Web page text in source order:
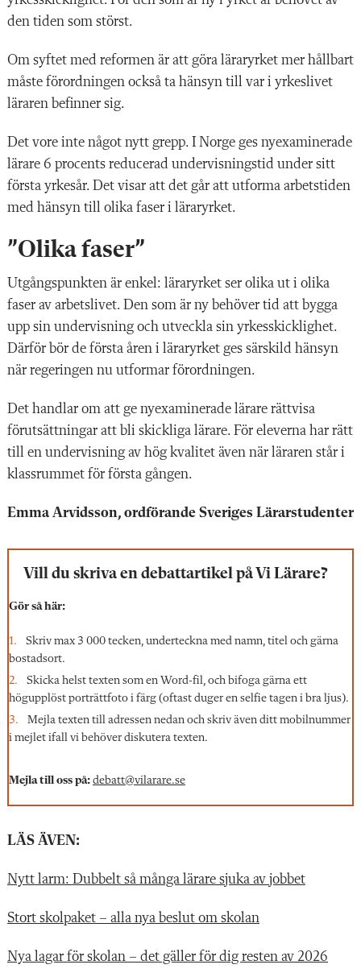
den tiden som störst.
Om syftet med reformen är att göra läraryrket mer hållbart
måste förordningen också ta hänsyn till var i yrkeslivet
läraren befinner sig.
Det vore inte något nytt grepp. I Norge ges nyexaminerade
lärare 6 procents reducerad undervisningstid under sitt
första yrkesår. Det visar att det går att utforma arbetstiden
med hänsyn till olika faser i läraryrket.
”Olika faser”
Utgångspunkten är enkel: läraryrket ser olika ut i olika
faser av arbetslivet. Den som är ny behöver tid att bygga
upp sin undervisning och utveckla sin yrkesskicklighet.
Därför bör de första åren i läraryrket ges särskild hänsyn
när regeringen nu utformar förordningen.
Det handlar om att ge nyexaminerade lärare rättvisa
förutsättningar att bli skickliga lärare. För eleverna har rätt
till en undervisning av hög kvalitet även när läraren står i
klassrummet för första gången.
Emma Arvidsson, ordförande Sveriges Lärarstudenter
Vill du skriva en debattartikel på Vi Lärare?
Gör så här:
Skriv max 3 000 tecken, underteckna med namn, titel och gärna
bostadsort.
Skicka helst texten som en Word-fil, och bifoga gärna ett
högupplöst porträttfoto i färg (oftast duger en selfie tagen i bra ljus).
Mejla texten till adressen nedan och skriv även ditt mobilnummer
i mejlet ifall vi behöver diskutera texten.
Mejla till oss på: debatt@vilarare.se
LÄS ÄVEN:
Nytt larm: Dubbelt så många lärare sjuka av jobbet
Stort skolpaket – alla nya beslut om skolan
Nya lagar för skolan – det gäller för dig resten av 2026